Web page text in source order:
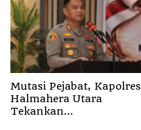
Mutasi Pejabat, Kapolres
Halmahera Utara
Tekankan